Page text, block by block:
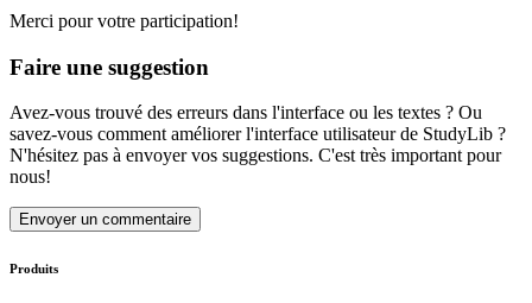
Merci pour votre participation!
Faire une suggestion
Avez-vous trouvé des erreurs dans l'interface ou les textes ? Ou
savez-vous comment améliorer l'interface utilisateur de StudyLib ?
N'hésitez pas à envoyer vos suggestions. C'est très important pour
nous!
Envoyer un commentaire
Produits